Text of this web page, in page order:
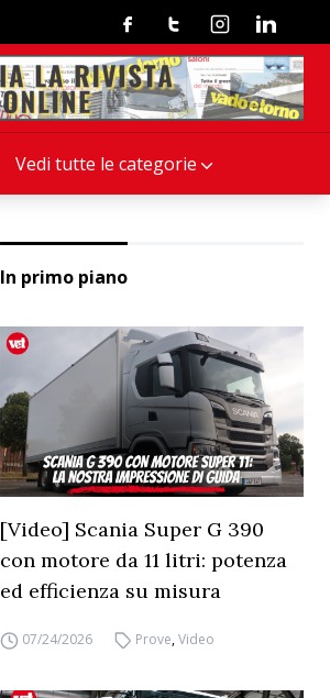
Vedi tutte le categorie
FacebookTwitterInstagramLinkedin
In primo piano
[Video] Scania Super G 390
con motore da 11 litri: potenza
ed efficienza su misura
07/24/2026 Prove,Video